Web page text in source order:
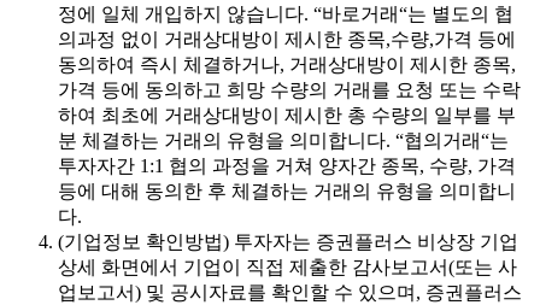
정에 일체 개입하지 않습니다. “바로거래“는 별도의 협
의과정 없이 거래상대방이 제시한 종목,수량,가격 등에
동의하여 즉시 체결하거나, 거래상대방이 제시한 종목,
가격 등에 동의하고 희망 수량의 거래를 요청 또는 수락
하여 최초에 거래상대방이 제시한 총 수량의 일부를 부
분 체결하는 거래의 유형을 의미합니다. “협의거래“는
투자자간 1:1 협의 과정을 거쳐 양자간 종목, 수량, 가격
등에 대해 동의한 후 체결하는 거래의 유형을 의미합니
다.
(기업정보 확인방법) 투자자는 증권플러스 비상장 기업
상세 화면에서 기업이 직접 제출한 감사보고서(또는 사
업보고서) 및 공시자료를 확인할 수 있으며, 증권플러스